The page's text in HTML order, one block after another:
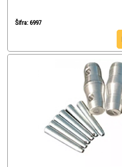
Šifra: 6997